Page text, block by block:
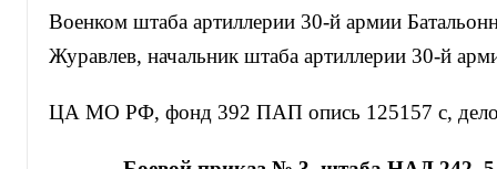
Военком штаба артиллерии 30-й армии
Журавлев, начальник штаба артиллерии 30-й
ЦА МО РФ, фонд 392 ПАП опись 125157 с, дело